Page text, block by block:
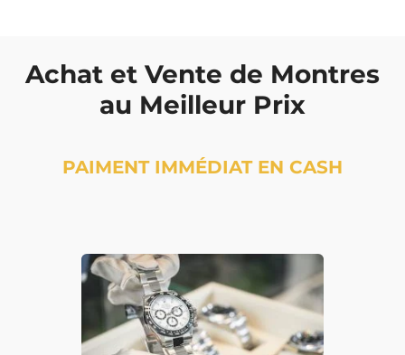
Achat et Vente de Montres
au Meilleur Prix
PAIMENT IMMÉDIAT EN CASH